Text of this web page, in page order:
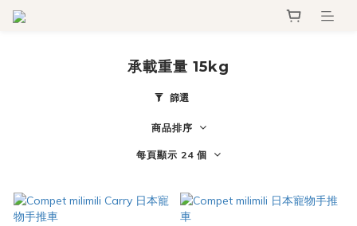
承載重量 15kg
篩選
商品排序
每頁顯示 24 個